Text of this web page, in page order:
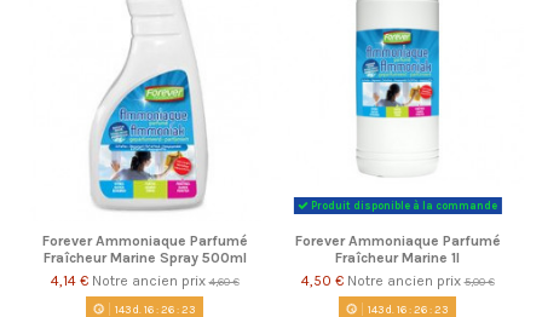
Forever Ammoniaque Parfumé
Fraîcheur Marine Spray 500ml
4,14 € Notre ancien prix4,60 €
143d. 16:26:22
Produit disponible à la commande
Forever Ammoniaque Parfumé
Fraîcheur Marine 1l
4,50 € Notre ancien prix5,00 €
143d. 16:26:22